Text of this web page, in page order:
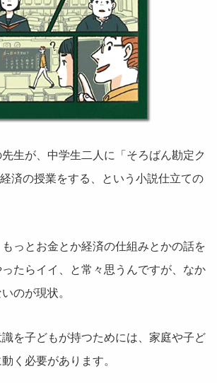
生が、中学生二人に「そろばん勘定ク
済の授業をする、という小説仕立ての
っとお金とか経済の仕組みとかの話を
たらイイ、と常々思うんですが、なか
のが現状。
を子どもが持つためには、家庭や子ど
く必要があります。